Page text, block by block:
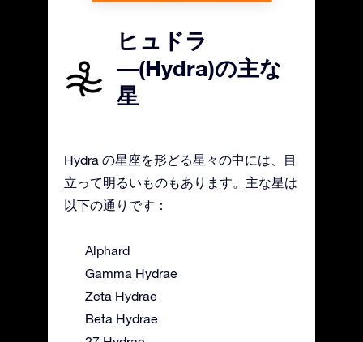
ヒュドラ
―(Hydra)の主な
星
Hydra の星座を形どる星々の中には、目
立って明るいものもあります。主な星は
以下の通りです：
Alphard
Gamma Hydrae
Zeta Hydrae
Beta Hydrae